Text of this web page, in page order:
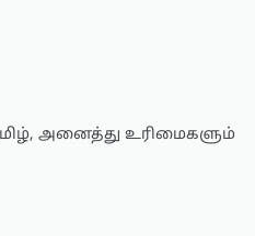
அனைத்து உரிமைகளும்